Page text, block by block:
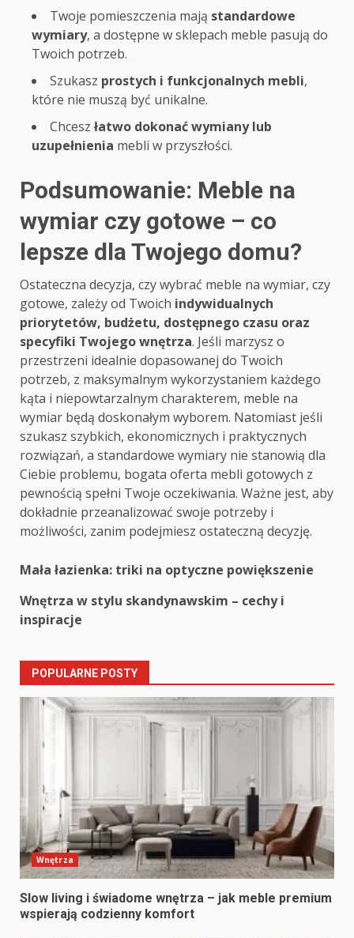
Twoje pomieszczenia mają standardowe
wymiary, a dostępne w sklepach meble pasują do
Twoich potrzeb.
Szukasz prostych i funkcjonalnych mebli,
które nie muszą być unikalne.
Chcesz łatwo dokonać wymiany lub
uzupełnienia mebli w przyszłości.
Podsumowanie: Meble na
wymiar czy gotowe – co
lepsze dla Twojego domu?
Ostateczna decyzja, czy wybrać meble na wymiar, czy
gotowe, zależy od Twoich indywidualnych
priorytetów, budżetu, dostępnego czasu oraz
specyfiki Twojego wnętrza. Jeśli marzysz o
przestrzeni idealnie dopasowanej do Twoich
potrzeb, z maksymalnym wykorzystaniem każdego
kąta i niepowtarzalnym charakterem, meble na
wymiar będą doskonałym wyborem. Natomiast jeśli
szukasz szybkich, ekonomicznych i praktycznych
rozwiązań, a standardowe wymiary nie stanowią dla
Ciebie problemu, bogata oferta mebli gotowych z
pewnością spełni Twoje oczekiwania. Ważne jest, aby
dokładnie przeanalizować swoje potrzeby i
możliwości, zanim podejmiesz ostateczną decyzję.
Post
navigation
Mała łazienka: triki na optyczne powiększenie
Wnętrza w stylu skandynawskim – cechy i
inspiracje
POPULARNE POSTY
Wnętrza
Slow living i świadome wnętrza – jak meble premium
wspierają codzienny komfort